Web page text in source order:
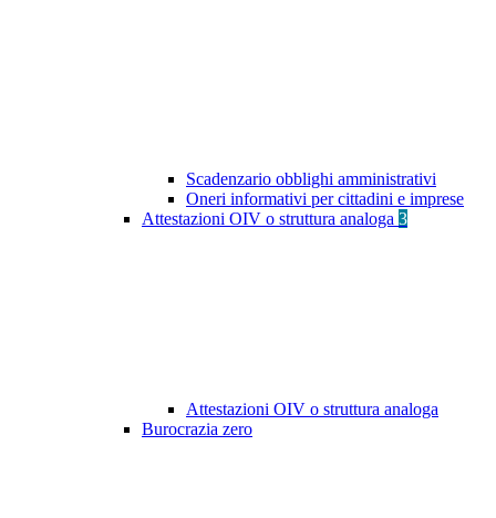
Scadenzario obblighi amministrativi
Oneri informativi per cittadini e imprese
Attestazioni OIV o struttura analoga 3
Attestazioni OIV o struttura analoga
Burocrazia zero